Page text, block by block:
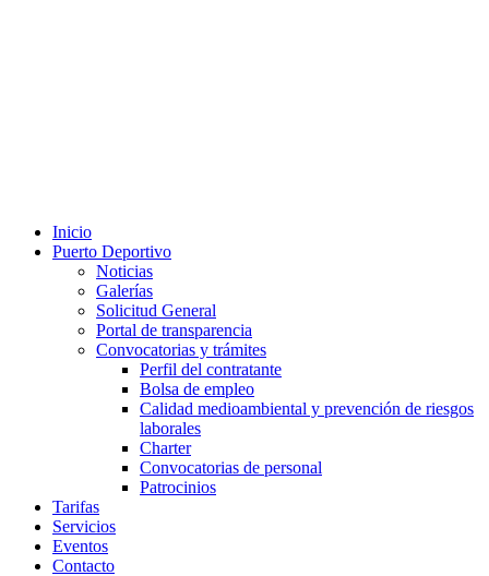
Inicio
Puerto Deportivo
Noticias
Galerías
Solicitud General
Portal de transparencia
Convocatorias y trámites
Perfil del contratante
Bolsa de empleo
Calidad medioambiental y prevención de riesgos
laborales
Charter
Convocatorias de personal
Patrocinios
Tarifas
Servicios
Eventos
Contacto